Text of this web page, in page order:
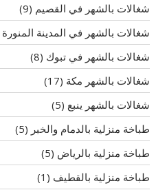
شغالات بالشهر في القصيم (9)
شغالات بالشهر في المدينة المنورة
شغالات بالشهر في تبوك (8)
شغالات بالشهر مكة (17)
شغالات بالشهر ينبع (5)
طباخة منزلية بالدمام والخبر (5)
طباخة منزلية بالرياض (5)
طباخة منزلية بالقطيف (1)